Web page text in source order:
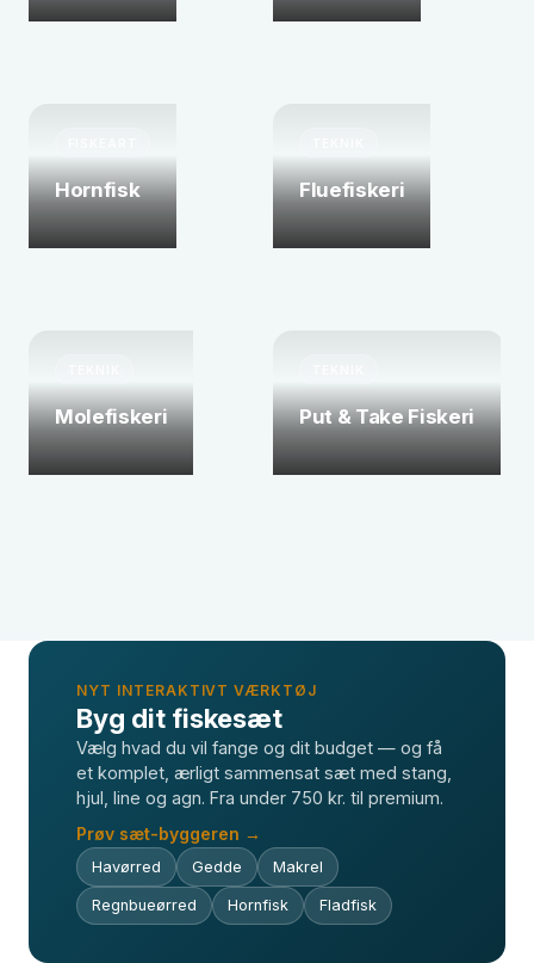
Hornfisk Fluefiskeri
Molefiskeri Put & Take Fiskeri
NYT INTERAKTIVT VÆRKTØJ
Byg dit fiskesæt
Vælg hvad du vil fange og dit budget — og få
et komplet, ærligt sammensat sæt med stang,
hjul, line og agn. Fra under 750 kr. til premium.
Prøv sæt-byggeren →
Havørred Gedde Makrel
Regnbueørred Hornfisk Fladfisk